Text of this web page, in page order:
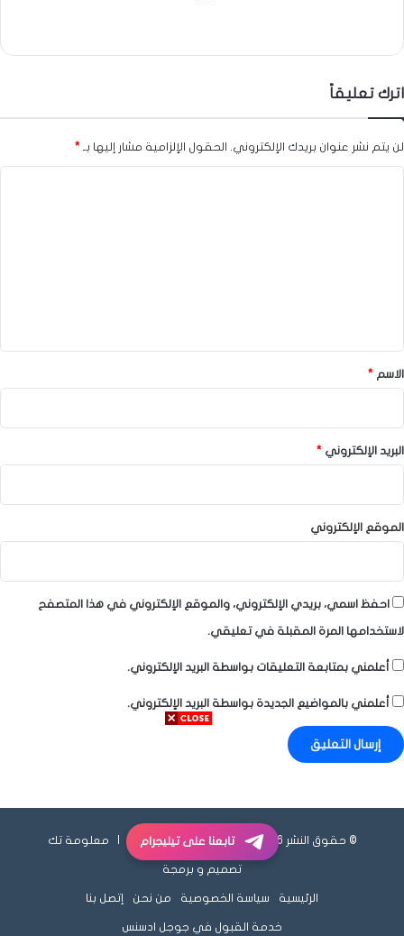
اترك تعليقاً
لن يتم نشر عنوان بريدك الإلكتروني. الحقول الإلزامية مشار إليها بـ *
*الاسم *
البريد الإلكتروني *
الموقع الإلكتروني
احفظ اسمي، بريدي الإلكتروني، والموقع الإلكتروني في هذا المتصفح
لاستخدامها المرة المقبلة في تعليقي.
أعلمني بمتابعة التعليقات بواسطة البريد الإلكتروني.
أعلمني بالمواضيع الجديدة بواسطة البريد الإلكتروني.
© حقوق النشر 2026، جميع الحقوق محفوظة | معلومة تك
تصميم و برمجة
الرئيسية سياسة الخصوصية من نحن إتصل بنا
خدمة القبول في جوجل ادسنس
تابعنا على تيليجرام